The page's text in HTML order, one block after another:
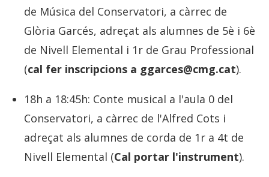
de Música del Conservatori, a càrrec de
Glòria Garcés, adreçat als alumnes de 5è i 6è
de Nivell Elemental i 1r de Grau Professional
(cal fer inscripcions a ggarces@cmg.cat).
18h a 18:45h: Conte musical a l'aula 0 del
Conservatori, a càrrec de l'Alfred Cots i
adreçat als alumnes de corda de 1r a 4t de
Nivell Elemental (Cal portar l'instrument).